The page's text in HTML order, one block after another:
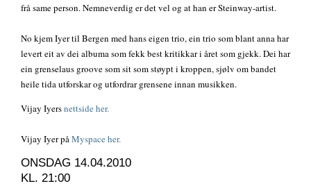
frå same person. Nemneverdig er det vel og at han er Steinway-artist.
No kjem Iyer til Bergen med hans eigen trio, ein trio som blant anna har
levert eit av dei albuma som fekk best kritikkar i året som gjekk. Dei har
ein grenselaus groove som sit som støypt i kroppen, sjølv om bandet
heile tida utforskar og utfordrar grensene innan musikken.
Vijay Iyersnettside her.
Vijay Iyer påMyspace her.
ONSDAG 14.04.2010
KL. 21:00